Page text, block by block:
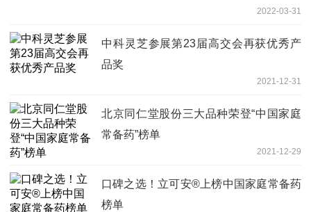
2022-03-31
中科灵芝参展第23届高交会再获优秀产
品奖
2021-12-31
北京同仁堂股份三大品种荣登“中国家庭
常备药”榜单
2021-12-29
口碑之选！立可安®上榜中国家庭常备药
榜单